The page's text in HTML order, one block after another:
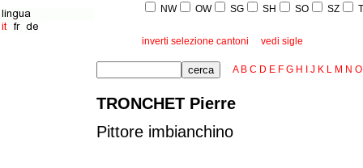
NW
OW SG SH SO SZ
inverti selezione cantoni vedi sigle
A B C D E F G H J K L M N O
TRONCHET Pierre
Pittore imbianchino